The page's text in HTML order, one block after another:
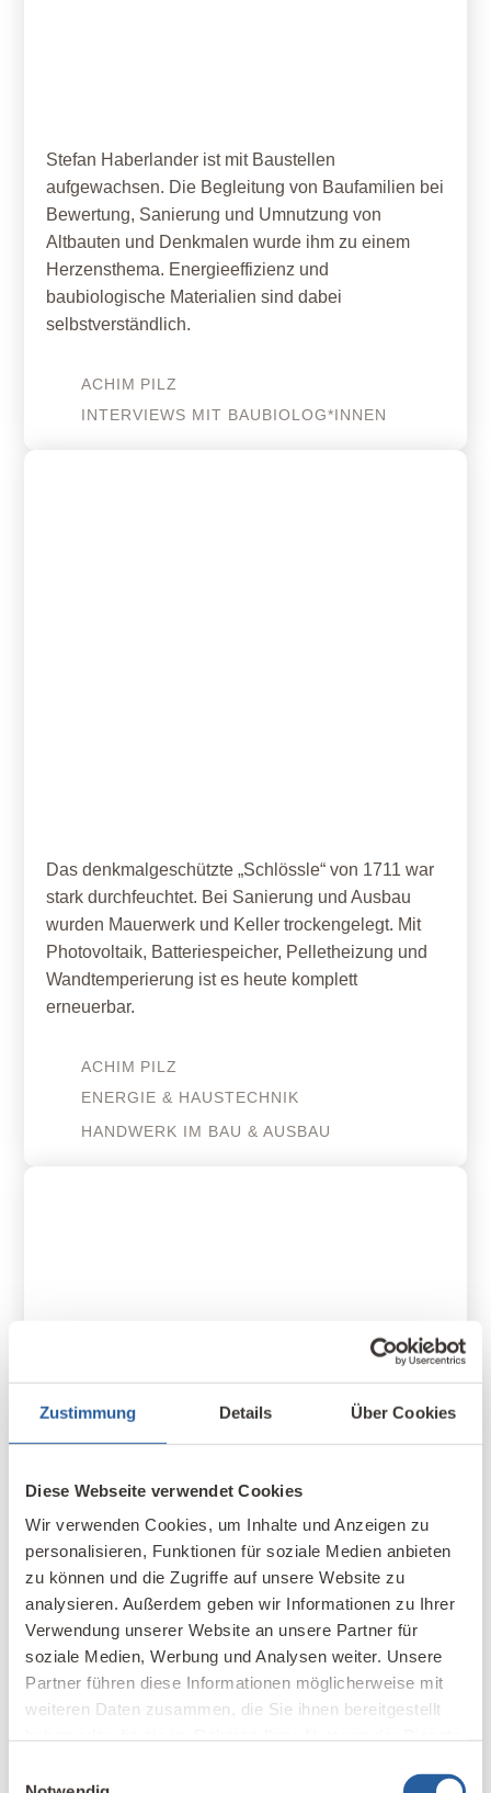
Zustimmung Details Über Cookies
Diese Webseite verwendet Cookies
Wir verwenden Cookies, um Inhalte und Anzeigen zu
personalisieren, Funktionen für soziale Medien anbieten
zu können und die Zugriffe auf unsere Website zu
analysieren. Außerdem geben wir Informationen zu Ihrer
Verwendung unserer Website an unsere Partner für
soziale Medien, Werbung und Analysen weiter. Unsere
Partner führen diese Informationen möglicherweise mit
weiteren Daten zusammen, die Sie ihnen bereitgestellt
Stefan Haberlander ist mit Baustellen
aufgewachsen. Die Begleitung von Baufamilien bei
Bewertung, Sanierung und Umnutzung von
Altbauten und Denkmalen wurde ihm zu einem
Herzensthema. Energieeffizienz und
baubiologische Materialien sind dabei
selbstverständlich.
ACHIM PILZ
INTERVIEWS MIT BAUBIOLOG*INNEN
Das denkmalgeschützte „Schlössle“ von 1711 war
stark durchfeuchtet. Bei Sanierung und Ausbau
wurden Mauerwerk und Keller trockengelegt. Mit
Photovoltaik, Batteriespeicher, Pelletheizung und
Wandtemperierung ist es heute komplett
erneuerbar.
ACHIM PILZ
ENERGIE & HAUSTECHNIK
HANDWERK IM BAU & AUSBAU
27. April 2026
Für einen Lehm-Pizza/Brotbackofen brauchen Sie
nur eine Fläche von ca. 2 - 3 Quadratmeter. Haben
Sie einen Garten, ein Stück Rasen, eine Wiese
oder einen Hof? Dann besitzen Sie die
Voraussetzung für einen einzigartigen
Kursteilnehmer*innen immer auch einen Lehm-